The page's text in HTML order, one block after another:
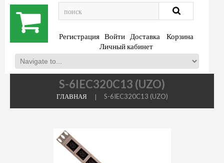
Регистрация Войти Доставка
Корзина
Личный кабинет
S-6IEC320C13 (UZO)
ГЛАВНАЯ S-6IEC320C13 (UZO)